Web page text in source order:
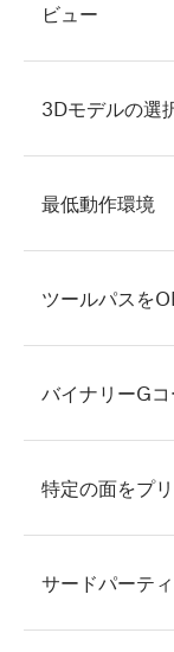
ビュー
3Dモデルの選
最低動作環境
ツールパスを
バイナリーGコ
特定の面をプ
サードパーテ